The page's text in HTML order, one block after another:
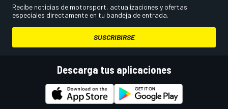
Recibe noticias de motorsport, actualizaciones y ofertas
especiales directamente en tu bandeja de entrada.
SUSCRIBIRSE
Descarga tus aplicaciones